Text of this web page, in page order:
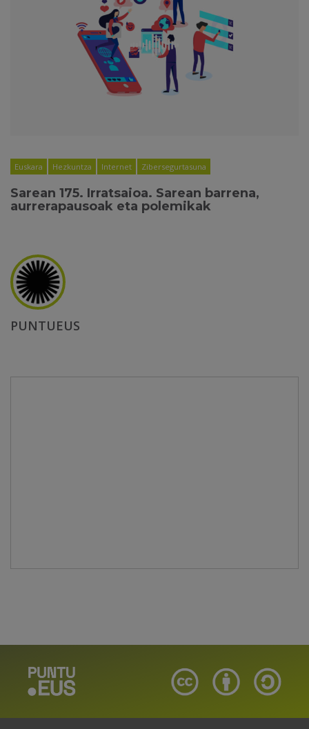
Euskara Hezkuntza Internet Zibersegurtasuna
Sarean 175. Irratsaioa. Sarean barrena,
aurrerapausoak eta polemikak
PUNTUEUS